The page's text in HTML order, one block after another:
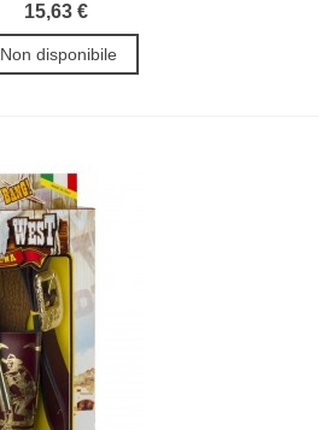
15,63 €
Non disponibile